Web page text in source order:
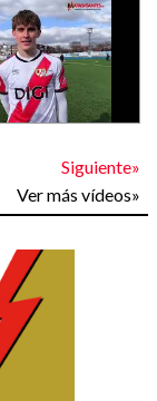
Siguiente»
Ver más vídeos»